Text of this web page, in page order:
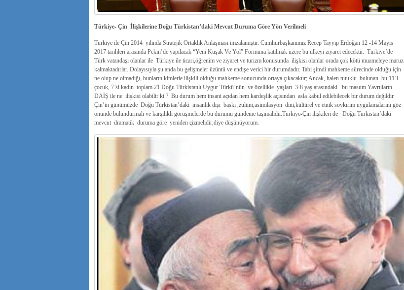
Türkiye- Çin İlişkilerine Doğu Türkistan’daki Mevcut Duruma Göre Yön Verilmeli
Türkiye ile Çin 2014 yılında Stratejik Ortaklık Anlaşması imzalamıştır. Cumhurbaşkanımız Recep Tayyip Erdoğan 12 -14 Mayıs
2017 tarihleri arasında Pekin’de yapılacak “Yeni Kuşak Ve Yol” Formuna katılmak üzere bu ülkeyi ziyaret edecektir. Türkiye’de
Türk vatandaşı olanlar ile Türkiye ile ticari,öğrenim ve ziyaret ve turizm konusunda ilişkisi olanlar orada çok kötü muameleye maruz
kalmaktadırlar. Dolayısıyla şu anda bu gelişmeler üzüntü ve endişe verici bir durumdadır. Tabi şimdi mahkeme sürecinde olduğu için
ne olup ne olmadığı, bunların kimlerle ilişkili olduğu mahkeme sonucunda ortaya çıkacaktır; Ancak, halen tutuklu bulunan bu 11’i
çocuk, 7’si kadın toplam 21 Doğu Türkistanlı Uygur Türkü’nün ve özellikle yaşları 3-8 yaş arasındaki bu masum Yavruların
DAİŞ ile ne ilişkisi olabilir ki ? Bu durum hem insani açıdan hem kardeşlik açısından asla kabul edilebilecek bir durum değildir.
Çin’in günümüzde Doğu Türkistan’daki insanlık dışı baskı ,zulüm,asimilasyon dini,kültürel ve etnik soykırım uygulamalarını göz
önünde bulundurmalı ve karşılıklı görüşmelerde bu durumu gündeme taşımalıdır.Türkiye-Çin ilişkileri de Doğu Türkistan’daki
mevcut dramatik duruma göre yeniden çizmelidir,diye düşünüyorum.